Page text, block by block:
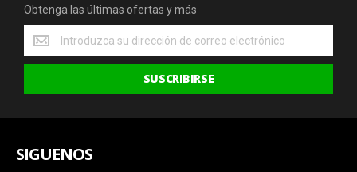
Obtenga las últimas ofertas y más
Obtenga
las
últimas
y
SUSCRIBIRSE
SIGUENOS